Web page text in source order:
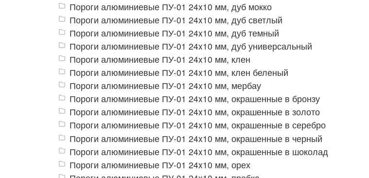
Пороги алюминиевые ПУ-01 24x10 мм, дуб мокко
Пороги алюминиевые ПУ-01 24x10 мм, дуб светлый
Пороги алюминиевые ПУ-01 24x10 мм, дуб темный
Пороги алюминиевые ПУ-01 24x10 мм, дуб универсальный
Пороги алюминиевые ПУ-01 24x10 мм, клен
Пороги алюминиевые ПУ-01 24x10 мм, клен беленый
Пороги алюминиевые ПУ-01 24x10 мм, мербау
Пороги алюминиевые ПУ-01 24x10 мм, окрашенные в бронзу
Пороги алюминиевые ПУ-01 24x10 мм, окрашенные в золото
Пороги алюминиевые ПУ-01 24x10 мм, окрашенные в серебро
Пороги алюминиевые ПУ-01 24x10 мм, окрашенные в черный
Пороги алюминиевые ПУ-01 24x10 мм, окрашенные в шоколад
Пороги алюминиевые ПУ-01 24x10 мм, орех